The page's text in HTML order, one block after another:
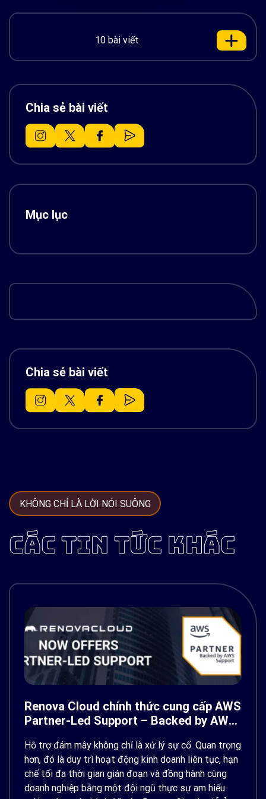
10 bài viết
Chia sẻ bài viết
Mục lục
Chia sẻ bài viết
KHÔNG CHỈ LÀ LỜI NÓI SUÔNG
CÁC TIN TỨC KHÁC
Renova Cloud chính thức cung cấp AWS
Partner-Led Support – Backed by AWS
Hỗ trợ đám mây không chỉ là xử lý sự cố. Quan trọng
hơn, đó là duy trì hoạt động kinh doanh liên tục, hạn
chế tối đa thời gian gián đoạn và đồng hành cùng
doanh nghiệp bằng một đội ngũ thực sự am hiểu